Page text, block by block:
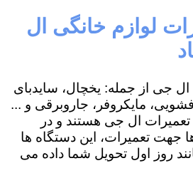
لوازم خانگی ال
ال جی از جمله: یخچال، سایدبای
مایکروفر، جاروبرقی و ...
ال جی هستند و در
جهت تعمیرات، این دستگاه ها
روز اول تحویل شما داده می